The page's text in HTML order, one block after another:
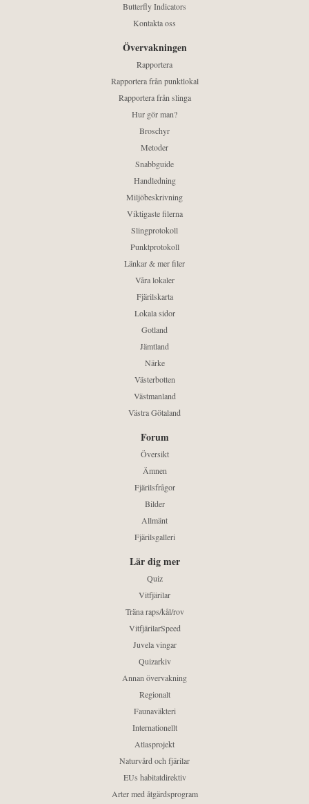
Butterfly Indicators
Kontakta oss
Övervakningen
Rapportera
Rapportera från punktlokal
Rapportera från slinga
Hur gör man?
Broschyr
Metoder
Snabbguide
Handledning
Miljöbeskrivning
Viktigaste filerna
Slingprotokoll
Punktprotokoll
Länkar & mer filer
Våra lokaler
Fjärilskarta
Lokala sidor
Gotland
Jämtland
Närke
Västerbotten
Västmanland
Västra Götaland
Forum
Översikt
Ämnen
Fjärilsfrågor
Bilder
Allmänt
Fjärilsgalleri
Lär dig mer
Quiz
Vitfjärilar
Träna raps/kål/rov
VitfjärilarSpeed
Juvela vingar
Quizarkiv
Annan övervakning
Regionalt
Faunaväkteri
Internationellt
Atlasprojekt
Naturvård och fjärilar
EUs habitatdirektiv
Arter med åtgärdsprogram